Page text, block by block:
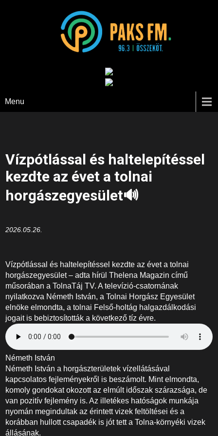
Menu
Vízpótlással és haltelepítéssel
kezdte az évet a tolnai
horgászegyesület🔊
2026.05.26.
Vízpótlással és haltelepítéssel kezdte az évet a tolnai
horgászegyesület – adta hírül Thelena Magazin című
műsorában a TolnaTáj TV. A televízió-csatornának
nyilatkozva Németh István, a Tolnai Horgász Egyesület
elnöke elmondta, a tolnai Felső-holtág halgazdálkodási
jogait is bebiztosították a következő tíz évre.
Németh István
Németh István a horgászterületek vízellátásával
kapcsolatos fejleményekről is beszámolt. Mint elmondta,
komoly gondokat okozott az elmúlt időszak szárazsága, de
van pozitív fejlemény is. Az illetékes hatóságok munkája
nyomán megindultak az érintett vizek feltöltései és a
korábban hullott csapadék is jót tett a Tolna-környéki vizek
állásának.